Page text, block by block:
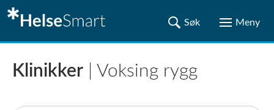
Klinikker | Voksing rygg